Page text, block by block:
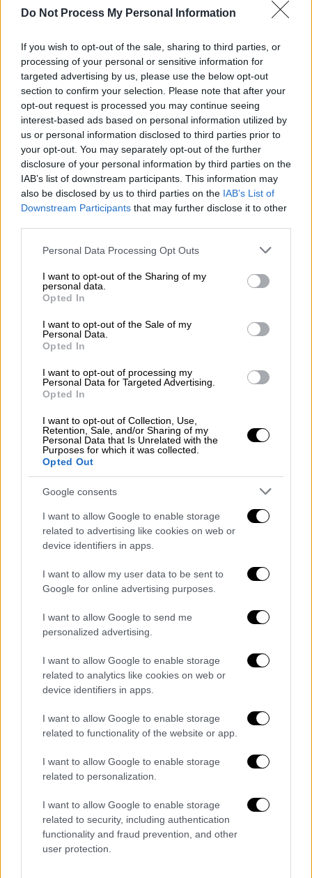
Do Not Process My Personal Information
If you wish to opt-out of the sale, sharing to third parties, or
processing of your personal or sensitive information for
targeted advertising by us, please use the below opt-out
section to confirm your selection. Please note that after your
opt-out request is processed you may continue seeing
interest-based ads based on personal information utilized by
us or personal information disclosed to third parties prior to
your opt-out. You may separately opt-out of the further
disclosure of your personal information by third parties on the
IAB’s list of downstream participants. This information may
also be disclosed by us to third parties on the IAB’s List of
Downstream Participants that may further disclose it to other
Please note that this website/app uses one or more Google
not limited to your visit or usage behaviour. You may click to
grant or deny consent to Google and its third-party tags to
use your data for below specified purposes in below Google
consent section.
Personal Data Processing Opt Outs
I want to opt-out of the Sharing of my
personal data.
Opted In
I want to opt-out of the Sale of my
Personal Data.
Opted In
I want to opt-out of processing my
Personal Data for Targeted Advertising.
Opted In
I want to opt-out of Collection, Use,
Retention, Sale, and/or Sharing of my
Personal Data that Is Unrelated with the
Purposes for which it was collected.
Opted Out
Google consents
I want to allow Google to enable storage
related to advertising like cookies on web or
device identifiers in apps.
I want to allow my user data to be sent to
Google for online advertising purposes.
I want to allow Google to send me
personalized advertising.
I want to allow Google to enable storage
related to analytics like cookies on web or
device identifiers in apps.
I want to allow Google to enable storage
related to functionality of the website or app.
I want to allow Google to enable storage
related to personalization.
I want to allow Google to enable storage
related to security, including authentication
functionality and fraud prevention, and other
user protection.
βράδυ της Παρασκευής, 26 Ιουλίου, κοντά
στην Αγία Μαρίνα Λουκισσίων στηνΕύβοια
Σύμφωνα με τοevima.gr , Ι.Χ. αυτοκίνητο υπό
απροσδιόριστες συνθήκεςεξετράπητης
πορείας του,αναποδογύρισε και έπιασε
φωτιά, με αποτέλεσμα να τραυματιστεί
οδηγός.
ΔΙΑΒΑΣΤΕ ΕΠΙΣΗΣ
Τροχαίο στη Μεσσηνία: Σε κρίσιμη
κατάσταση 19χρονος τραυματίας -
Νεκροί ο πατέρας του και η αδερφή
Στο σημείο έφτασαν άμεσα
τέσσερα οχήματα
της πυροσβεστικήςμε οκτώ άντρες και υπό
Κωνσταντίνου Ψαρρού έσβησαν τη φωτιά
που προκλήθηκε στο αυτοκίνητο.
Τα σχολιά σας δημοσιεύονται άμεσα με δική σας ευθύνη. Το
διαγράφονται